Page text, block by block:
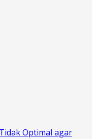
Optimal agar